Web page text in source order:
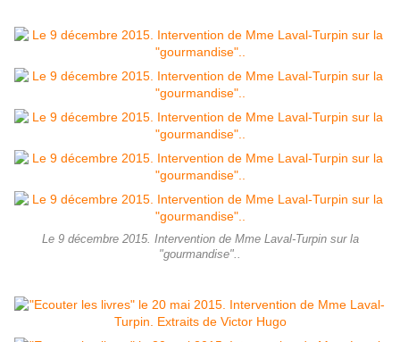
Le 9 décembre 2015. Intervention de Mme Laval-Turpin sur la
"gourmandise"..